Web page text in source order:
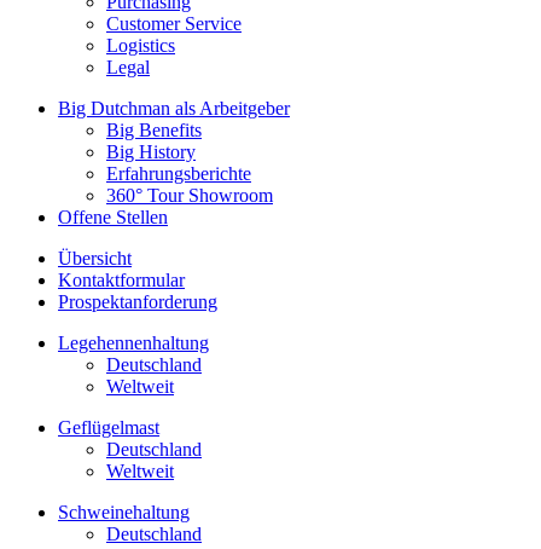
Customer Service
Logistics
Legal
Big Dutchman als Arbeitgeber
Big Benefits
Big History
Erfahrungsberichte
360° Tour Showroom
Offene Stellen
Übersicht
Kontaktformular
Prospektanforderung
Legehennenhaltung
Deutschland
Weltweit
Geflügelmast
Deutschland
Weltweit
Schweinehaltung
Deutschland